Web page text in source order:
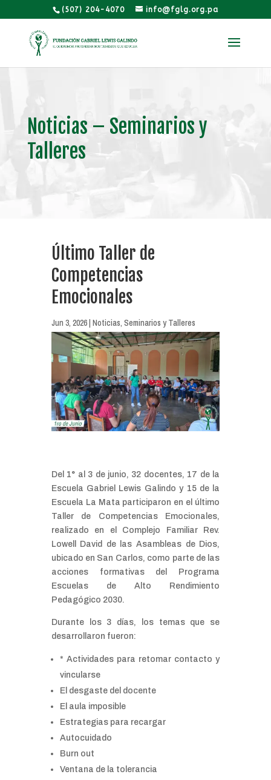
(507) 204-4070 info@fglg.org.pa
Noticias – Seminarios y
Talleres
Último Taller de
Competencias
Emocionales
Jun 3, 2026| Noticias, Seminarios y Talleres
Del 1° al 3 de junio, 32 docentes, 17 de la
Escuela Gabriel Lewis Galindo y 15 de la
Escuela La Mata participaron en el último
Taller de Competencias Emocionales,
realizado en el Complejo Familiar Rev.
Lowell David de las Asambleas de Dios,
ubicado en San Carlos, como parte de las
acciones formativas del Programa
Escuelas de Alto Rendimiento
Pedagógico 2030.
Durante los 3 días, los temas que se
desarrollaron fueron:
* Actividades para retomar contacto y
vincularse
El desgaste del docente
El aula imposible
Estrategias para recargar
Autocuidado
Burn out
Ventana de la tolerancia